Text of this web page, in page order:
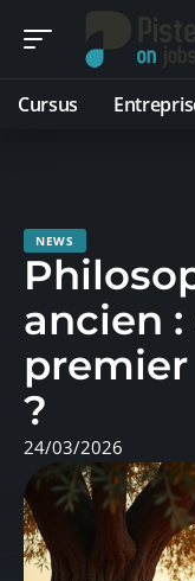
Cursus
NEWS
ancien
?
24/03/2026